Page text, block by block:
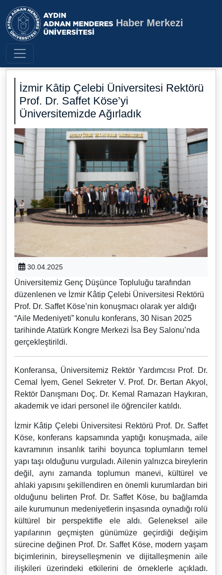
Aydın Adnan Menderes
Haber Merkezi
İzmir Kâtip Çelebi Üniversitesi Rektörü
Prof. Dr. Saffet Köse’yi
Üniversitemizde Ağırladık
30.04.2025
Üniversitemiz Genç Düşünce Topluluğu tarafından
düzenlenen ve İzmir Kâtip Çelebi Üniversitesi Rektörü
Prof. Dr. Saffet Köse’nin konuşmacı olarak yer aldığı
“Aile Medeniyeti” konulu konferans, 30 Nisan 2025
tarihinde Atatürk Kongre Merkezi İsa Bey Salonu’nda
gerçekleştirildi.
Konferansa, Üniversitemiz Rektör Yardımcısı Prof. Dr.
Cemal İyem, Genel Sekreter V. Prof. Dr. Bertan Akyol,
Rektör Danışmanı Doç. Dr. Kemal Ramazan Haykıran,
akademik ve idari personel ile öğrenciler katıldı.
İzmir Kâtip Çelebi Üniversitesi Rektörü Prof. Dr. Saffet
Köse, konferans kapsamında yaptığı konuşmada, aile
kavramının insanlık tarihi boyunca toplumların temel
yapı taşı olduğunu vurguladı. Ailenin yalnızca bireylerin
değil, aynı zamanda toplumun manevi, kültürel ve
ahlaki yapısını şekillendiren en önemli kurumlardan biri
olduğunu belirten Prof. Dr. Saffet Köse, bu bağlamda
aile kurumunun medeniyetlerin inşasında oynadığı rolü
kültürel bir perspektifle ele aldı. Geleneksel aile
yapılarının geçmişten günümüze geçirdiği değişim
sürecine değinen Prof. Dr. Saffet Köse, modern yaşam
biçimlerinin, bireyselleşmenin ve dijitalleşmenin aile
ilişkileri üzerindeki etkilerini de örneklerle açıkladı.